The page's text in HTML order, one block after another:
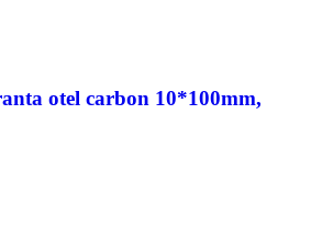
otel carbon 10*100mm,